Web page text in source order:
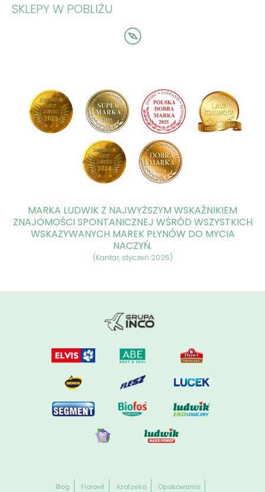
SKLEPY W POBLIŻU
MARKA LUDWIK Z NAJWYŻSZYM WSKAŹNIKIEM
ZNAJOMOŚCI SPONTANICZNEJ WŚRÓD WSZYSTKICH
WSKAZYWANYCH MAREK PŁYNÓW DO MYCIA
NACZYŃ.
(Kantar, styczeń 2025)
Blog Florovit Azofoska Opakowania